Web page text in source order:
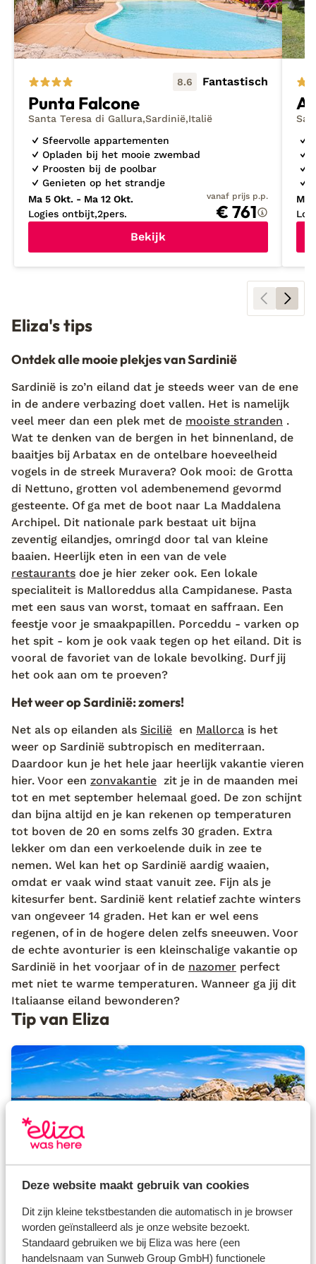
Deze website maakt gebruik van cookies
Dit zijn kleine tekstbestanden die automatisch in je browser
worden geïnstalleerd als je onze website bezoekt.
Standaard gebruiken we bij Eliza was here (een
handelsnaam van Sunweb Group GmbH) functionele
luchthaven. Inspiratie nodig? Bekijk dan mijn
nieuwste ontdekkingen
8.6 Fantastisch
Punta Falcone
Santa Teresa di Gallura Sardinië Italië
Sfeervolle appartementen
Opladen bij het mooie zwembad
Proosten bij de poolbar
Genieten op het strandje
Ma 5 Okt. - Ma 12 Okt.
Logies ontbijt 2pers.
vanaf prijs p.p.
€ 761
Bekijk
Ma
Eliza's tips
Ontdek alle mooie plekjes van Sardinië
Sardinië is zo’n eiland dat je steeds weer van de ene
in de andere verbazing doet vallen. Het is namelijk
veel meer dan een plek met de mooiste stranden .
Wat te denken van de bergen in het binnenland, de
baaitjes bij Arbatax en de ontelbare hoeveelheid
vogels in de streek Muravera? Ook mooi: de Grotta
di Nettuno, grotten vol adembenemend gevormd
gesteente. Of ga met de boot naar La Maddalena
Archipel. Dit nationale park bestaat uit bijna
zeventig eilandjes, omringd door tal van kleine
baaien. Heerlijk eten in een van de vele
restaurants doe je hier zeker ook. Een lokale
specialiteit is Malloreddus alla Campidanese. Pasta
met een saus van worst, tomaat en saffraan. Een
feestje voor je smaakpapillen. Porceddu - varken op
het spit - kom je ook vaak tegen op het eiland. Dit is
vooral de favoriet van de lokale bevolking. Durf jij
het ook aan om te proeven?
Het weer op Sardinië: zomers!
Net als op eilanden als Sicilië en Mallorca is het
weer op Sardinië subtropisch en mediterraan.
Daardoor kun je het hele jaar heerlijk vakantie vieren
hier. Voor een zonvakantie zit je in de maanden mei
tot en met september helemaal goed. De zon schijnt
dan bijna altijd en je kan rekenen op temperaturen
tot boven de 20 en soms zelfs 30 graden. Extra
lekker om dan een verkoelende duik in zee te
nemen. Wel kan het op Sardinië aardig waaien,
omdat er vaak wind staat vanuit zee. Fijn als je
kitesurfer bent. Sardinië kent relatief zachte winters
van ongeveer 14 graden. Het kan er wel eens
regenen, of in de hogere delen zelfs sneeuwen. Voor
de echte avonturier is een kleinschalige vakantie op
Sardinië in het voorjaar of in de nazomer perfect
met niet te warme temperaturen. Wanneer ga jij dit
Italiaanse eiland bewonderen?
Tip van Eliza
Tip van Eliza
Op zoek naar meer inspiratie?
Mijn tips en avonturen over Italië kun je op
bloglezen.